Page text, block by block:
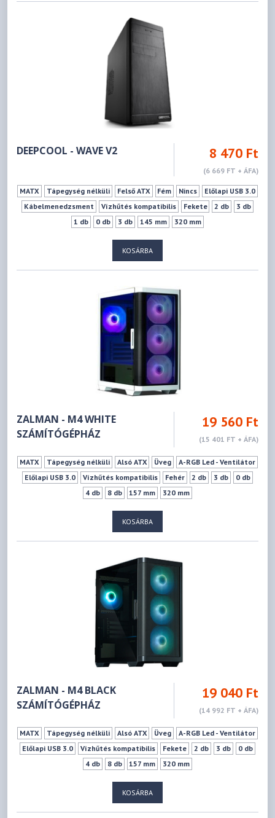
DEEPCOOL - WAVE V2 8 470 Ft
(6 669 FT + ÁFA)
MATX Tápegység nélküli Felső ATX Fém Nincs
Előlapi USB 3.0
Kábelmenedzsment
Vízhűtés kompatibilis Fekete 2 db
3 db
1 db
0 db 3 db 145 mm 320 mm
KOSÁRBA
ZALMAN - M4 WHITE
SZÁMÍTÓGÉPHÁZ
19 560 Ft
(15 401 FT + ÁFA)
MATX Tápegység nélküli Alsó ATX Üveg
A-RGB Led - Ventilátor
Előlapi USB 3.0
Vízhűtés kompatibilis Fehér 2 db 3 db
0 db
4 db
8 db 157 mm 320 mm
KOSÁRBA
ZALMAN - M4 BLACK
SZÁMÍTÓGÉPHÁZ
19 040 Ft
(14 992 FT + ÁFA)
MATX Tápegység nélküli Alsó ATX Üveg
A-RGB Led - Ventilátor
Előlapi USB 3.0
Vízhűtés kompatibilis Fekete 2 db 3 db
0 db
4 db
8 db 157 mm 320 mm
KOSÁRBA